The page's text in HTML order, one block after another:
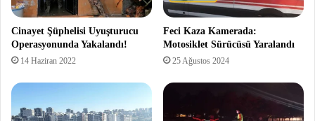
Cinayet Şüphelisi Uyuşturucu
Operasyonunda Yakalandı!
14 Haziran 2022
Feci Kaza Kamerada:
Motosiklet Sürücüsü Yaralandı
25 Ağustos 2024